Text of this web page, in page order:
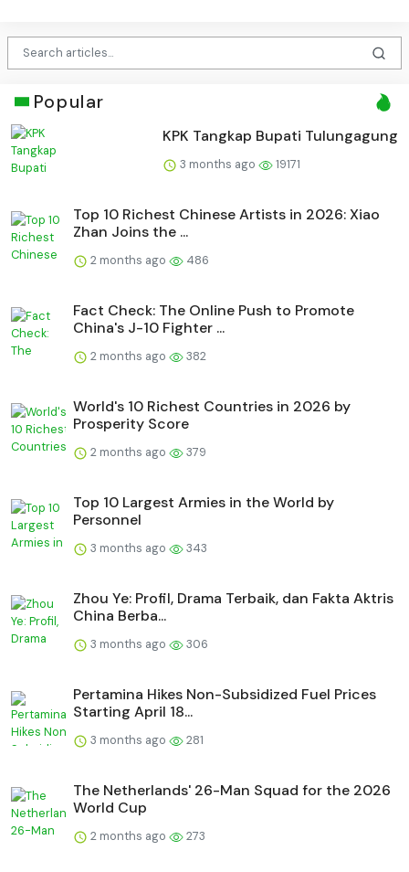
Popular
KPK Tangkap Bupati Tulungagung
3 months ago 19171
Top 10 Richest Chinese Artists in 2026: Xiao
Zhan Joins the ...
2 months ago 486
Fact Check: The Online Push to Promote
China's J-10 Fighter ...
2 months ago 382
World's 10 Richest Countries in 2026 by
Prosperity Score
2 months ago 379
Top 10 Largest Armies in the World by
Personnel
3 months ago 343
Zhou Ye: Profil, Drama Terbaik, dan Fakta Aktris
China Berba...
3 months ago 306
Pertamina Hikes Non-Subsidized Fuel Prices
Starting April 18...
3 months ago 281
The Netherlands' 26-Man Squad for the 2026
World Cup
2 months ago 273